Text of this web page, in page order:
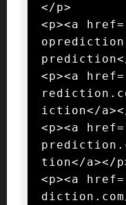
</p>
<p><a
<p><a
iction</
<p><a
tion</a></
<p><a